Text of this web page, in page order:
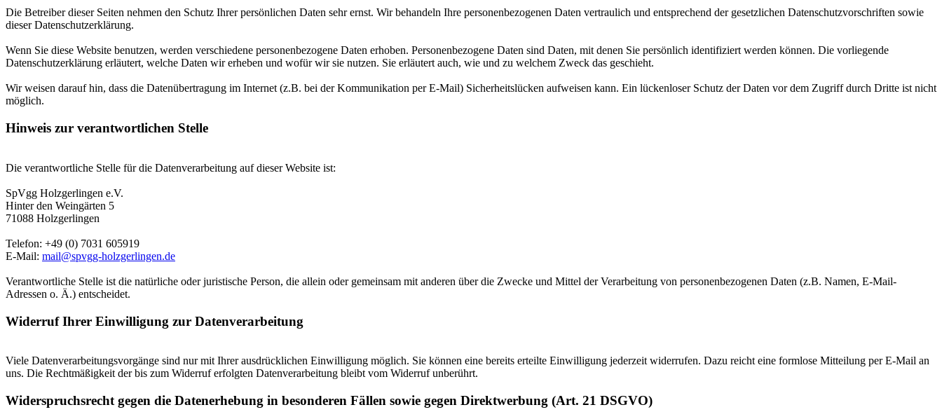
Die Betreiber dieser Seiten nehmen den Schutz Ihrer persönlichen Daten sehr ernst. Wir behandeln Ihre personenbezogenen Daten vertraulich und entsprechend der gesetzlichen Datenschutzvorschriften sowie
dieser Datenschutzerklärung.
Wenn Sie diese Website benutzen, werden verschiedene personenbezogene Daten erhoben. Personenbezogene Daten sind Daten, mit denen Sie persönlich identifiziert werden können. Die vorliegende
Datenschutzerklärung erläutert, welche Daten wir erheben und wofür wir sie nutzen. Sie erläutert auch, wie und zu welchem Zweck das geschieht.
Wir weisen darauf hin, dass die Datenübertragung im Internet (z.B. bei der Kommunikation per E-Mail) Sicherheitslücken aufweisen kann. Ein lückenloser Schutz der Daten vor dem Zugriff durch Dritte ist nicht
möglich.
Hinweis zur verantwortlichen Stelle
Die verantwortliche Stelle für die Datenverarbeitung auf dieser Website ist:
SpVgg Holzgerlingen e.V.
Hinter den Weingärten 5
71088 Holzgerlingen
Telefon: +49 (0) 7031 605919
E-Mail: mail@spvgg-holzgerlingen.de
Verantwortliche Stelle ist die natürliche oder juristische Person, die allein oder gemeinsam mit anderen über die Zwecke und Mittel der Verarbeitung von personenbezogenen Daten (z.B. Namen, E-Mail-
Adressen o. Ä.) entscheidet.
Widerruf Ihrer Einwilligung zur Datenverarbeitung
Viele Datenverarbeitungsvorgänge sind nur mit Ihrer ausdrücklichen Einwilligung möglich. Sie können eine bereits erteilte Einwilligung jederzeit widerrufen. Dazu reicht eine formlose Mitteilung per E-Mail an
uns. Die Rechtmäßigkeit der bis zum Widerruf erfolgten Datenverarbeitung bleibt vom Widerruf unberührt.
Widerspruchsrecht gegen die Datenerhebung in besonderen Fällen sowie gegen Direktwerbung (Art. 21 DSGVO)